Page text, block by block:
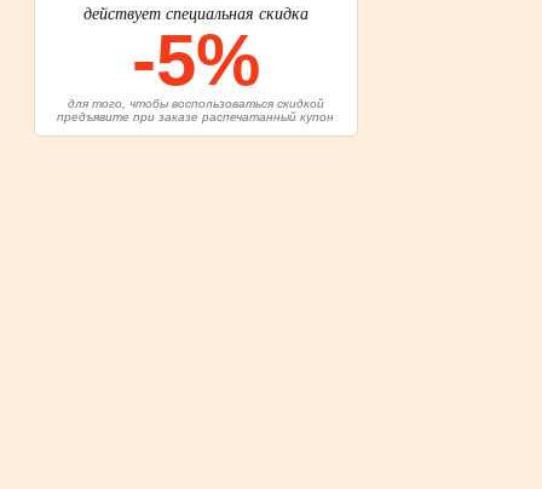
действует специальная скидка
-5%
для того, чтобы воспользоваться скидкой
предъявите при заказе распечатанный купон